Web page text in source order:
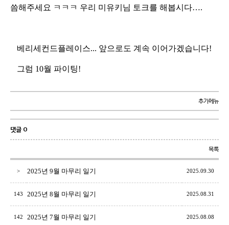
씀해주세요 ㅋㅋㅋ 우리 미유키님 토크를 해봅시다….
베리세컨드플레이스... 앞으로도 계속 이어가겠습니다!
그럼 10월 파이팅!
추가메뉴
댓글 0
목록
> 2025년 9월 마무리 일기 2025.09.30
143 2025년 8월 마무리 일기 2025.08.31
142 2025년 7월 마무리 일기 2025.08.08